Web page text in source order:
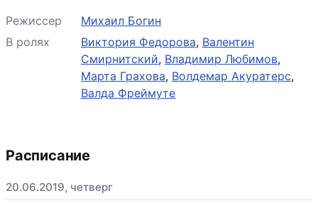
Режиссер
Михаил Богин
В ролях
Виктория Федорова, Валентин
Смирнитский, Владимир Любимов,
Марта Грахова, Волдемар Акуратерс,
Валда Фреймуте
Расписание
20.06.2019, четверг